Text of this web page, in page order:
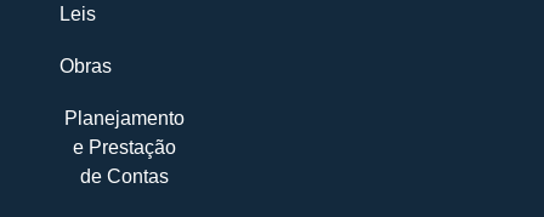
Leis
Obras
Planejamento
e Prestação
de Contas